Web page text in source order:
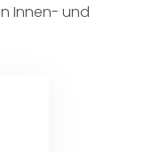
Innen- und